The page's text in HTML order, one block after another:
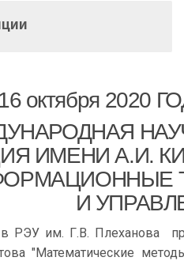
октября 2020
ИМЕНИ А.И.
И
РЭУ им. Г.В. Плеханова
"Математические